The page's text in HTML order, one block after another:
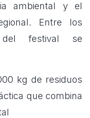
ambiental y el
Entre los
del festival se
kg de residuos
que combina